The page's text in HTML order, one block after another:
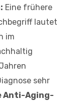
Eine frühere
lautet
im
sehr
Anti-Aging-